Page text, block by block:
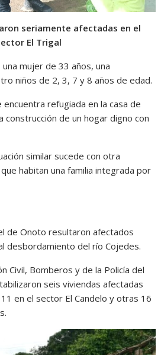
seriamente afectadas en el
El Trigal
mujer de 33 años, una
niños de 2, 3, 7 y 8 años de edad.
encuentra refugiada en la casa de
construcción de un hogar digno con
similar sucede con otra
habitan una familia integrada por
de Onoto resultaron afectados
desbordamiento del río Cojedes.
Civil, Bomberos y de la Policía del
seis viviendas afectadas
en el sector El Candelo y otras 16